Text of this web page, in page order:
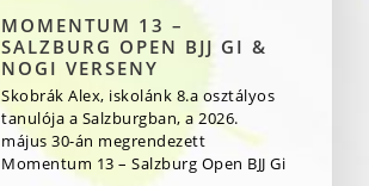
MOMENTUM 13 –
SALZBURG OPEN BJJ GI &
NOGI VERSENY
Skobrák Alex, iskolánk 8.a osztályos
tanulója a Salzburgban, a 2026.
május 30-án megrendezett
Momentum 13 – Salzburg Open BJJ Gi